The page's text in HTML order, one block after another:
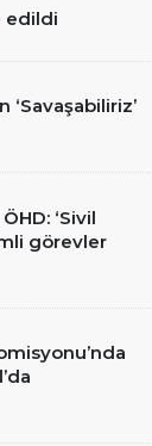
edildi
‘Savaşabiliriz’
‘Sivil
görevler